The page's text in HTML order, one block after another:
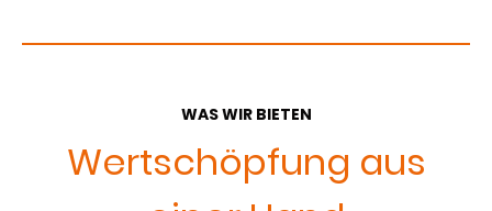
WAS WIR BIETEN
Wertschöpfung aus